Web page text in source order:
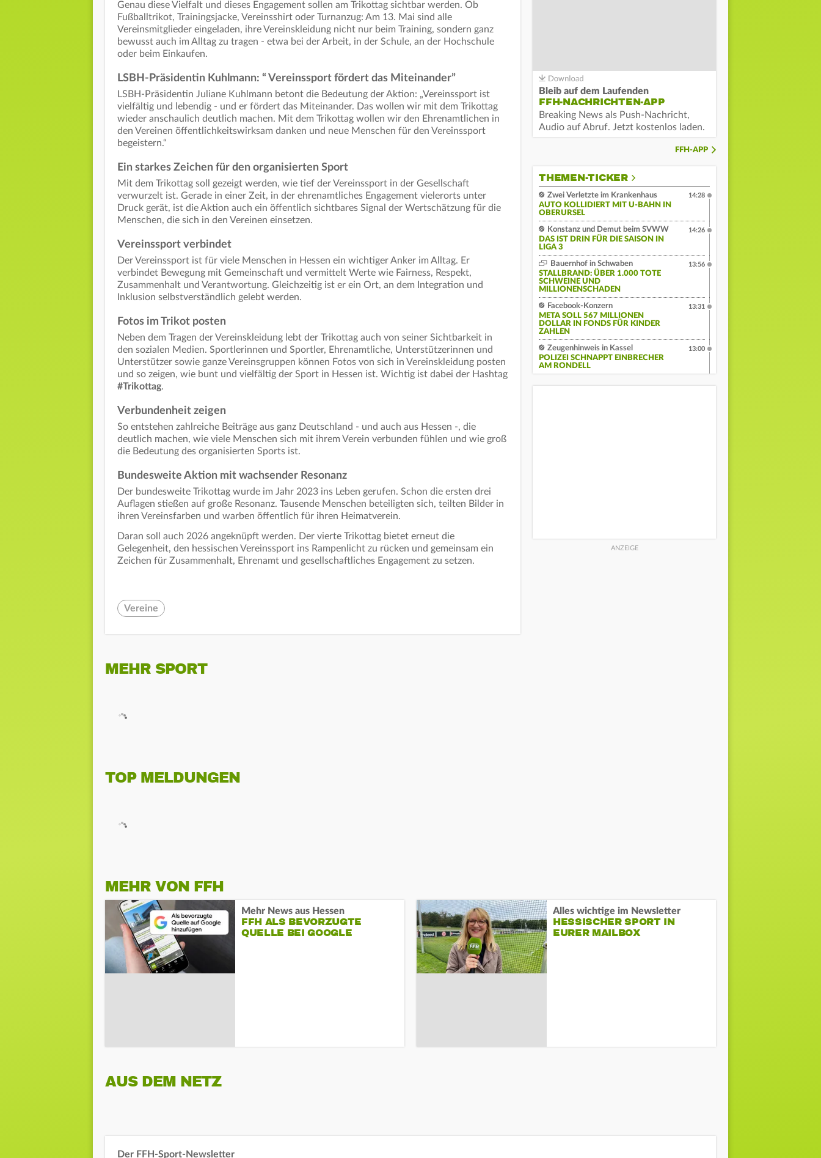
Genau diese Vielfalt und dieses Engagement sollen am Trikottag sichtbar werden. Ob
Fußballtrikot, Trainingsjacke, Vereinsshirt oder Turnanzug: Am 13. Mai sind alle
Vereinsmitglieder eingeladen, ihre Vereinskleidung nicht nur beim Training, sondern ganz
bewusst auch im Alltag zu tragen - etwa bei der Arbeit, in der Schule, an der Hochschule
oder beim Einkaufen.
LSBH-Präsidentin Kuhlmann: “ Vereinssport fördert das Miteinander”
LSBH-Präsidentin Juliane Kuhlmann betont die Bedeutung der Aktion: „Vereinssport ist
vielfältig und lebendig - und er fördert das Miteinander. Das wollen wir mit dem Trikottag
wieder anschaulich deutlich machen. Mit dem Trikottag wollen wir den Ehrenamtlichen in
den Vereinen öffentlichkeitswirksam danken und neue Menschen für den Vereinssport
begeistern.“
Ein starkes Zeichen für den organisierten Sport
Mit dem Trikottag soll gezeigt werden, wie tief der Vereinssport in der Gesellschaft
verwurzelt ist. Gerade in einer Zeit, in der ehrenamtliches Engagement vielerorts unter
Druck gerät, ist die Aktion auch ein öffentlich sichtbares Signal der Wertschätzung für die
Menschen, die sich in den Vereinen einsetzen.
Vereinssport verbindet
Der Vereinssport ist für viele Menschen in Hessen ein wichtiger Anker im Alltag. Er
verbindet Bewegung mit Gemeinschaft und vermittelt Werte wie Fairness, Respekt,
Zusammenhalt und Verantwortung. Gleichzeitig ist er ein Ort, an dem Integration und
Inklusion selbstverständlich gelebt werden.
Fotos im Trikot posten
Neben dem Tragen der Vereinskleidung lebt der Trikottag auch von seiner Sichtbarkeit in
den sozialen Medien. Sportlerinnen und Sportler, Ehrenamtliche, Unterstützerinnen und
Unterstützer sowie ganze Vereinsgruppen können Fotos von sich in Vereinskleidung posten
und so zeigen, wie bunt und vielfältig der Sport in Hessen ist. Wichtig ist dabei der Hashtag
#Trikottag.
Verbundenheit zeigen
So entstehen zahlreiche Beiträge aus ganz Deutschland - und auch aus Hessen -, die
deutlich machen, wie viele Menschen sich mit ihrem Verein verbunden fühlen und wie groß
die Bedeutung des organisierten Sports ist.
Bundesweite Aktion mit wachsender Resonanz
Der bundesweite Trikottag wurde im Jahr 2023 ins Leben gerufen. Schon die ersten drei
Auflagen stießen auf große Resonanz. Tausende Menschen beteiligten sich, teilten Bilder in
ihren Vereinsfarben und warben öffentlich für ihren Heimatverein.
Daran soll auch 2026 angeknüpft werden. Der vierte Trikottag bietet erneut die
Gelegenheit, den hessischen Vereinssport ins Rampenlicht zu rücken und gemeinsam ein
Zeichen für Zusammenhalt, Ehrenamt und gesellschaftliches Engagement zu setzen.
Vereine
Bleib auf dem Laufenden
FFH-NACHRICHTEN-APP
Breaking News als Push-Nachricht,
Audio auf Abruf. Jetzt kostenlos laden.
FFH-APP
THEMEN-TICKER
Zwei Verletzte im Krankenhaus
AUTO KOLLIDIERT MIT U-BAHN IN
OBERURSEL
14:28
Konstanz und Demut beim SVWW
DAS IST DRIN FÜR DIE SAISON IN
LIGA 3
14:26
Bauernhof in Schwaben
STALLBRAND: ÜBER 1.000 TOTE
SCHWEINE UND
MILLIONENSCHADEN
13:56
Facebook-Konzern
META SOLL 567 MILLIONEN
DOLLAR IN FONDS FÜR KINDER
ZAHLEN
13:31
Zeugenhinweis in Kassel
POLIZEI SCHNAPPT EINBRECHER
AM RONDELL
13:00
MEHR SPORT
TOP MELDUNGEN
MEHR VON FFH
Mehr News aus Hessen
FFH ALS BEVORZUGTE
QUELLE BEI GOOGLE
Alles wichtige im Newsletter
HESSISCHER SPORT IN
EURER MAILBOX
AUS DEM NETZ
Der FFH-Sport-Newsletter